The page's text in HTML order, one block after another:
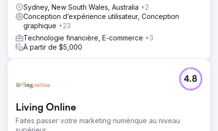
Sydney, New South Wales, Australia +2
Conception d’expérience utilisateur, Conception
graphique +23
Technologie financière, E-commerce +3
À partir de $5,000
Living Online
Faites passer votre marketing numérique au niveau
4.8